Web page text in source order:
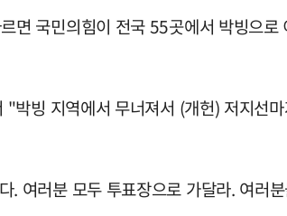
면 국민의힘이 전국 55곳에서 박빙으로
빙 지역에서 무너져서 (개헌) 저지선
여러분 모두 투표장으로 가달라. 여러